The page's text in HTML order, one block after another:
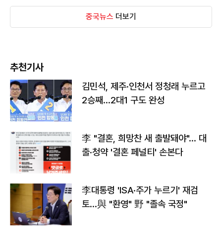
중국뉴스 더보기
추천기사
김민석, 제주·인천서 정청래 누르고
2승째…2대1 구도 완성
李 "결혼, 희망찬 새 출발돼야"… 대
출·청약 '결혼 페널티' 손본다
李대통령 'ISA·주가 누르기' 재검
토…與 "환영" 野 "졸속 국정"